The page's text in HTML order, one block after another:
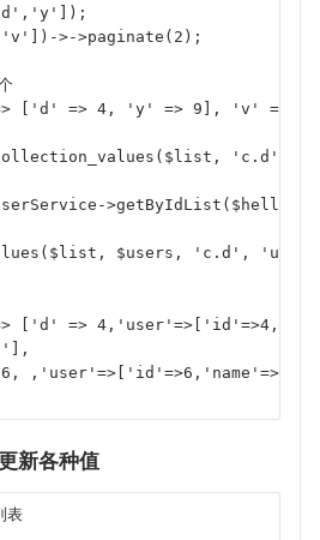
>->paginate(2);
['d' => 4, 'y' => 9], 'v' =>
'c.d');
>getByIdList($hello);
$users, 'c.d',
['d' =>
,'user'=>['id'=>6,'name'=>'
新各种值
表